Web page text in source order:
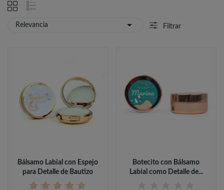
Relevancia  Filtrar
Bálsamo Labial con Espejo
para Detalle de Bautizo
Botecito con Bálsamo
Labial como Detalle de...